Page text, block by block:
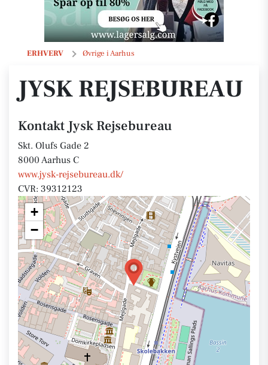
ERHVERV Øvrige i Aarhus
Jysk Rejsebureau
JYSK REJSEBUREAU
Kontakt Jysk Rejsebureau
Skt. Olufs Gade 2
8000 Aarhus C
www.jysk-rejsebureau.dk/
CVR: 39312123
+
−